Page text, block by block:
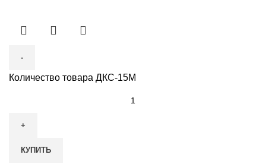
Количество товара ДКС-15М
КУПИТЬ